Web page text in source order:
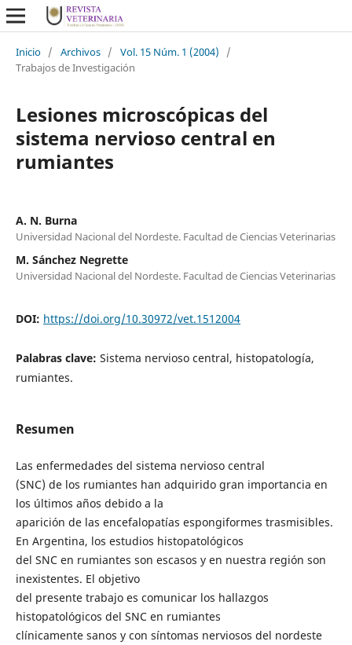
Inicio / Archivos / Vol. 15 Núm. 1 (2004)
/
Trabajos de Investigación
Lesiones microscópicas del
sistema nervioso central en
rumiantes
A. N. Burna
Universidad Nacional del Nordeste. Facultad de Ciencias Veterinarias
M. Sánchez Negrette
Universidad Nacional del Nordeste. Facultad de Ciencias Veterinarias
DOI: https://doi.org/10.30972/vet.1512004
Palabras clave: Sistema nervioso central, histopatología,
rumiantes.
Resumen
Las enfermedades del sistema nervioso central
(SNC) de los rumiantes han adquirido gran importancia en
los últimos años debido a la
aparición de las encefalopatías espongiformes trasmisibles.
En Argentina, los estudios histopatológicos
del SNC en rumiantes son escasos y en nuestra región son
inexistentes. El objetivo
del presente trabajo es comunicar los hallazgos
histopatológicos del SNC en rumiantes
clínicamente sanos y con síntomas nerviosos del nordeste